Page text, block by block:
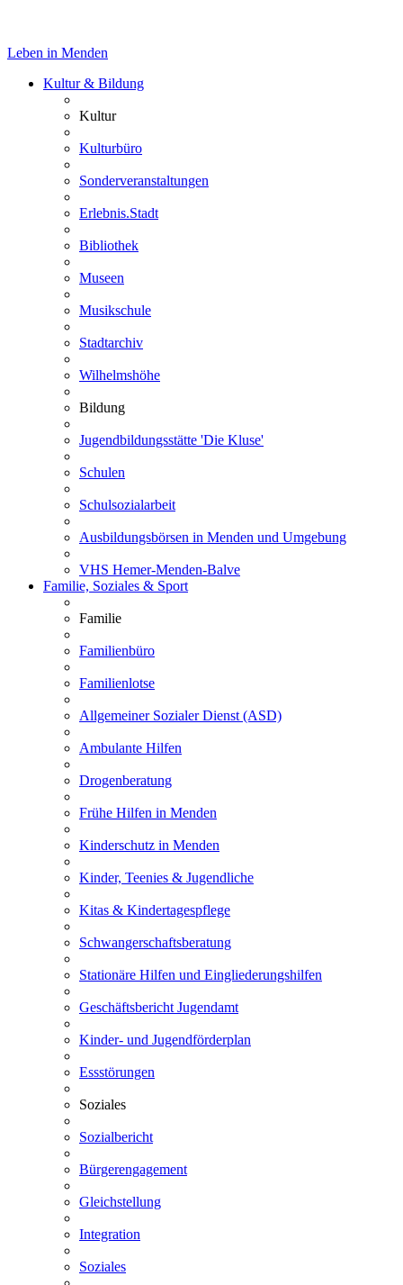
Leben in Menden
Kultur & Bildung
Kultur
Kulturbüro
Sonderveranstaltungen
Erlebnis.Stadt
Bibliothek
Museen
Musikschule
Stadtarchiv
Wilhelmshöhe
Bildung
Jugendbildungsstätte 'Die Kluse'
Schulen
Schulsozialarbeit
Ausbildungsbörsen in Menden und Umgebung
VHS Hemer-Menden-Balve
Familie, Soziales & Sport
Familie
Familienbüro
Familienlotse
Allgemeiner Sozialer Dienst (ASD)
Ambulante Hilfen
Drogenberatung
Frühe Hilfen in Menden
Kinderschutz in Menden
Kinder, Teenies & Jugendliche
Kitas & Kindertagespflege
Schwangerschaftsberatung
Stationäre Hilfen und Eingliederungshilfen
Geschäftsbericht Jugendamt
Kinder- und Jugendförderplan
Essstörungen
Soziales
Sozialbericht
Bürgerengagement
Gleichstellung
Integration
Soziales